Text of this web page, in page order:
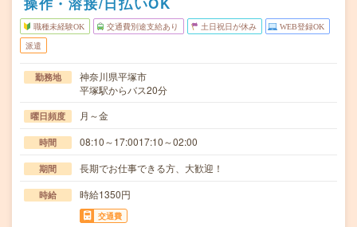
職種未経験OK 交通費別途支給あり 土日祝日が休み WEB登録OK
派遣
勤務地
神奈川県平塚市
平塚駅からバス20分
曜日頻度 月～金
時間 08:10～17:0017:10～02:00
期間 長期でお仕事できる方、大歓迎！
時給 時給1350円
交通費